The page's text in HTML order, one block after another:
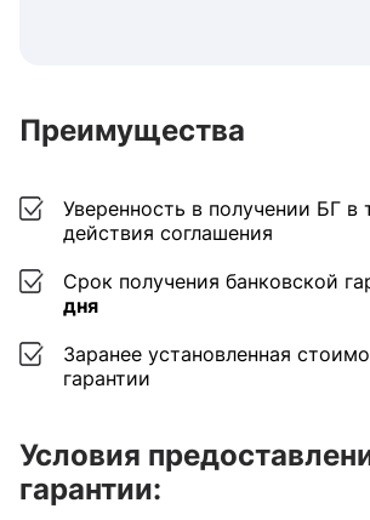
Преимущества
Уверенность в получении БГ в
действия соглашения
Срок получения банковской
дня
Заранее установленная
гарантии
Условия
гарантии: